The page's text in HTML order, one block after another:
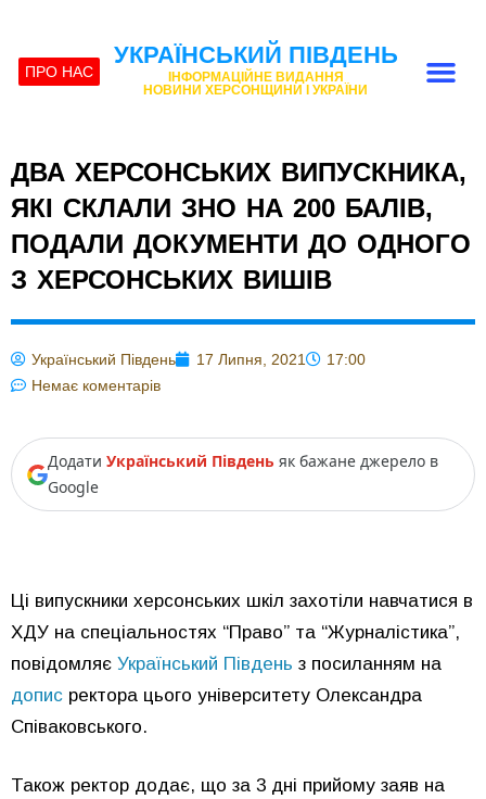
ПРО НАС
УКРАЇНСЬКИЙ ПІВДЕНЬ
ІНФОРМАЦІЙНЕ ВИДАННЯ
НОВИНИ ХЕРСОНЩИНИ І УКРАЇНИ
ДВА ХЕРСОНСЬКИХ ВИПУСКНИКА,
ЯКІ СКЛАЛИ ЗНО НА 200 БАЛІВ,
ПОДАЛИ ДОКУМЕНТИ ДО ОДНОГО
З ХЕРСОНСЬКИХ ВИШІВ
Український Південь 17 Липня, 2021
17:00
Немає коментарів
Додати Український Південь як бажане джерело в
Google
Ці випускники херсонських шкіл захотіли навчатися в
ХДУ на спеціальностях “Право” та “Журналістика”,
повідомляє Український Південь з посиланням на
допис ректора цього університету Олександра
Співаковського.
Також ректор додає, що за 3 дні прийому заяв на